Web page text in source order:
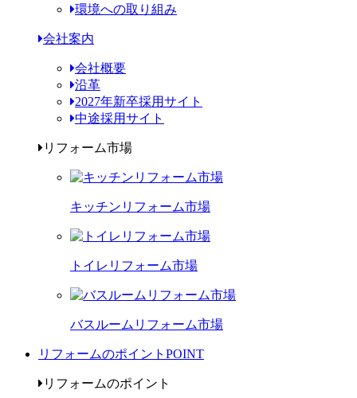
環境への取り組み
会社案内
会社概要
沿革
2027年新卒採用サイト
中途採用サイト
リフォーム市場
キッチンリフォーム市場
トイレリフォーム市場
バスルームリフォーム市場
リフォームのポイント POINT
リフォームのポイント